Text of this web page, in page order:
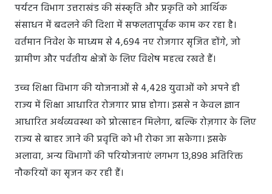
पर्यटन विभाग उत्तराखंड की संस्कृति और प्रकृति को आर्थिक
संसाधन में बदलने की दिशा में सफलतापूर्वक काम कर रहा है।
वर्तमान निवेश के माध्यम से 4,694 नए रोजगार सृजित होंगे, जो
ग्रामीण और पर्वतीय क्षेत्रों के लिए विशेष महत्व रखते हैं।
उच्च शिक्षा विभाग की योजनाओं से 4,428 युवाओं को अपने ही
राज्य में शिक्षा आधारित रोजगार प्राप्त होगा। इससे न केवल ज्ञान
आधारित अर्थव्यवस्था को प्रोत्साहन मिलेगा, बल्कि रोज़गार के लिए
राज्य से बाहर जाने की प्रवृत्ति को भी रोका जा सकेगा। इसके
अलावा, अन्य विभागों की परियोजनाएं लगभग 13,898 अतिरिक्त
नौकरियों का सृजन कर रही हैं।